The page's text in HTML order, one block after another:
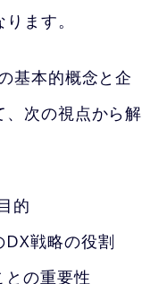
ます。
基本的概念と企
次の視点から解
的
戦略の役割
の重要性